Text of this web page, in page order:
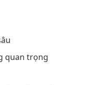
quan trọng